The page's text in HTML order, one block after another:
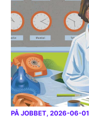
PÅ JOBBET, 2026-06-01